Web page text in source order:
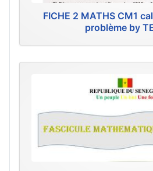
FICHE 2 MATHS CM1
problème by